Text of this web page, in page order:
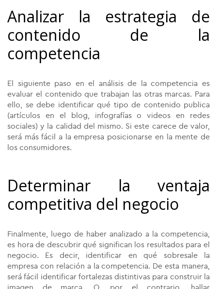
Analizar la estrategia de
contenido de la
competencia
El siguiente paso en el análisis de la competencia es
evaluar el contenido que trabajan las otras marcas. Para
ello, se debe identificar qué tipo de contenido publica
(artículos en el blog, infografías o videos en redes
sociales) y la calidad del mismo. Si este carece de valor,
será más fácil a la empresa posicionarse en la mente de
los consumidores.
Determinar la ventaja
competitiva del negocio
Finalmente, luego de haber analizado a la competencia,
es hora de descubrir qué significan los resultados para el
negocio. Es decir, identificar en qué sobresale la
empresa con relación a la competencia. De esta manera,
será fácil identificar fortalezas distintivas para construir la